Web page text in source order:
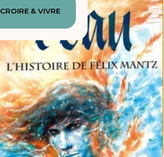
CROIRE & VIVRE